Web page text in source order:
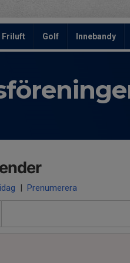
Friluft Golf Innebandy
| Prenumerera